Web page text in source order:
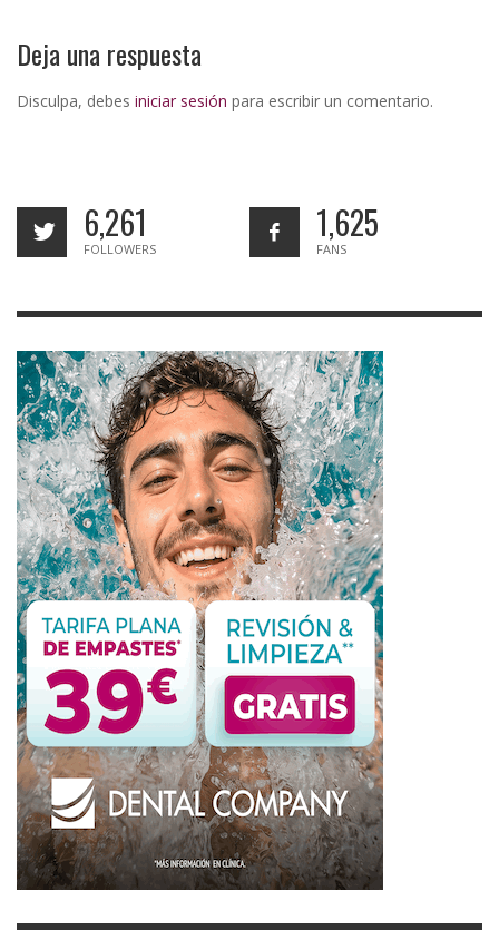
Deja una respuesta
Disculpa, debes iniciar sesión para escribir un comentario.
6,261
FOLLOWERS
1,625
FANS